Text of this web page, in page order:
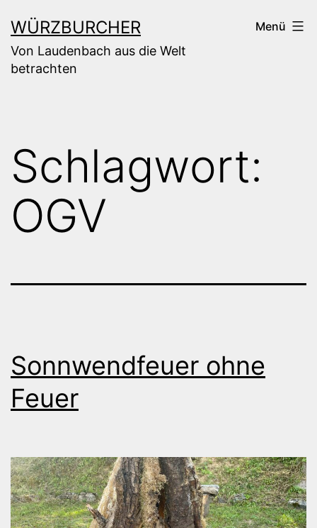
Inhalt
springen
WÜRZBURCHER
Von Laudenbach aus die Welt
betrachten
Menü
Schlagwort:
OGV
Sonnwendfeuer ohne
Feuer